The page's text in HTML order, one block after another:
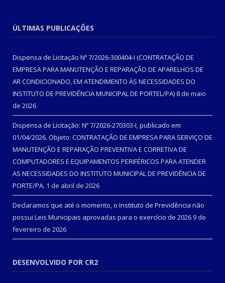
ÚLTIMAS PUBLICAÇÕES
Dispensa de Licitação Nº 7/2026-300404-I (CONTRATAÇÃO DE
EMPRESA PARA MANUTENÇÃO E REPARAÇÃO DE APARELHOS DE
AR CONDICIONADO, EM ATENDIMENTO ÀS NECESSIDADES DO
INSTITUTO DE PREVIDÊNCIA MUNICIPAL DE PORTEL/PA) 8 de maio
de 2026
Dispensa de Licitação: Nº 7/2026-270303-I, publicado em
01/04/2026. Objeto: CONTRATAÇÃO DE EMPRESA PARA SERVIÇO DE
MANUTENÇÃO E REPARAÇÃO PREVENTIVA E CORRETIVA DE
COMPUTADORES E EQUIPAMENTOS PERIFÉRICOS PARA ATENDER
AS NECESSIDADES DO INSTITUTO MUNICIPAL DE PREVIDÊNCIA DE
PORTE/PA. 1 de abril de 2026
Declaramos que até o momento, o Instituto de Previdência não
possui Leis Municipais aprovadas para o exercício de 2026 9 de
fevereiro de 2026
DESENVOLVIDO POR CR2